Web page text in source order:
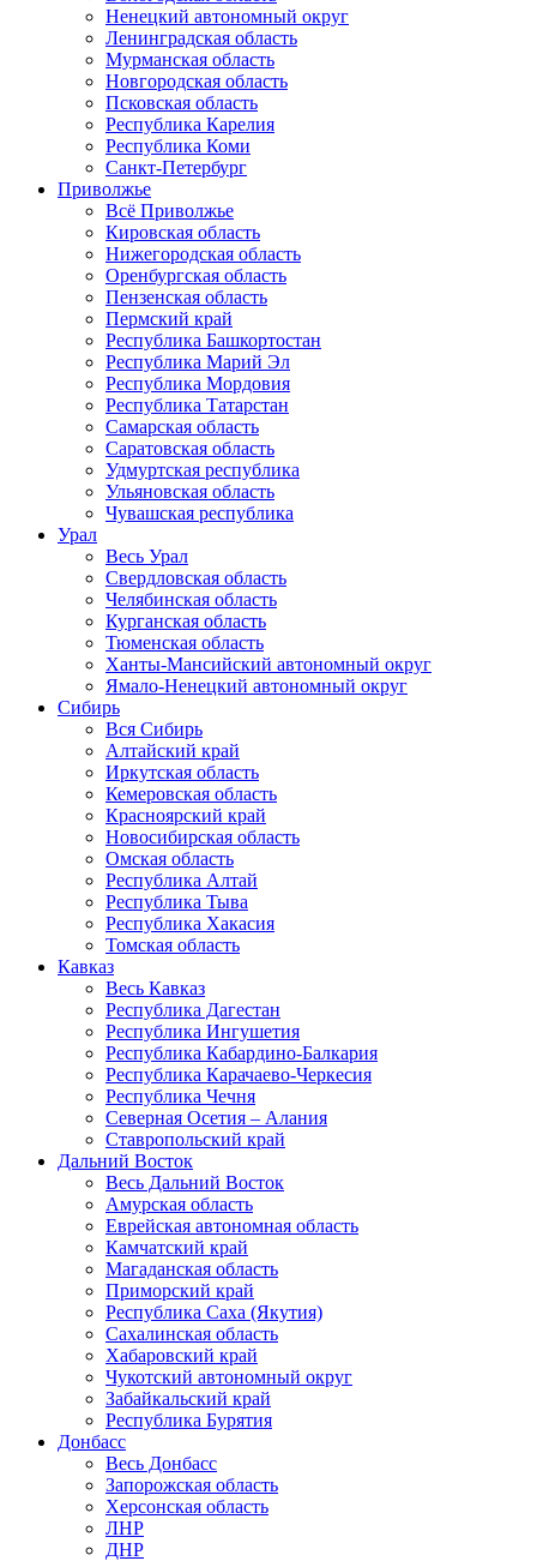
Ненецкий автономный округ
Ленинградская область
Мурманская область
Новгородская область
Псковская область
Республика Карелия
Республика Коми
Санкт-Петербург
Приволжье
Всё Приволжье
Кировская область
Нижегородская область
Оренбургская область
Пензенская область
Пермский край
Республика Башкортостан
Республика Марий Эл
Республика Мордовия
Республика Татарстан
Самарская область
Саратовская область
Удмуртская республика
Ульяновская область
Чувашская республика
Урал
Весь Урал
Свердловская область
Челябинская область
Курганская область
Тюменская область
Ханты-Мансийский автономный округ
Ямало-Ненецкий автономный округ
Сибирь
Вся Сибирь
Алтайский край
Иркутская область
Кемеровская область
Красноярский край
Новосибирская область
Омская область
Республика Алтай
Республика Тыва
Республика Хакасия
Томская область
Кавказ
Весь Кавказ
Республика Дагестан
Республика Ингушетия
Республика Кабардино-Балкария
Республика Карачаево-Черкесия
Республика Чечня
Северная Осетия – Алания
Ставропольский край
Дальний Восток
Весь Дальний Восток
Амурская область
Еврейская автономная область
Камчатский край
Магаданская область
Приморский край
Республика Саха (Якутия)
Сахалинская область
Хабаровский край
Чукотский автономный округ
Забайкальский край
Республика Бурятия
Донбасс
Весь Донбасс
Запорожская область
Херсонская область
ЛНР
ДНР